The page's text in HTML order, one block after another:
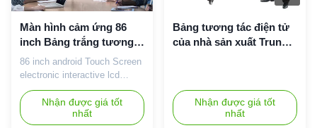
Màn hình cảm ứng 86
inch Bảng trắng tương
tác điện tử Android Lcd
kỹ thuật số
86 inch android Touch Screen
electronic interactive lcd
digital whiteboard Parameter
Display size 55inch(16:9)
65inch(16:9) 75inch(16:9)
Nhận được giá tốt
nhất
Bảng tương tác điện tử
của nhà sản xuất Trung
Nhận được giá tốt
nhất